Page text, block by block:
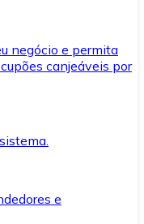
negócio e permita
canjeáveis por
e